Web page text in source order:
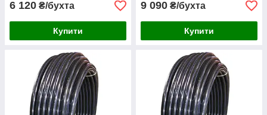
6 120 ₴/бухта
Купити
9 090 ₴/бухта
Купити